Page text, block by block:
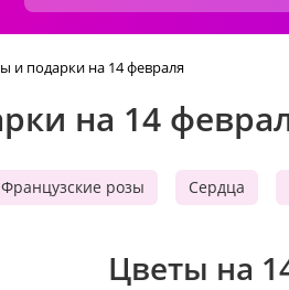
и подарки на 14 февраля
на 14
Французские розы Сердца
Цветы на